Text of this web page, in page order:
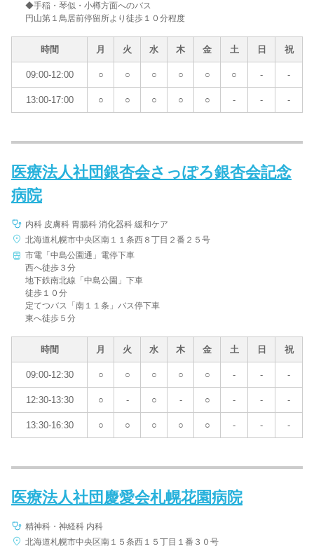
◆手稲・琴似・小樽方面へのバス
円山第１鳥居前停留所より徒歩１０分程度
時間 月 火 水 木 金 土 日 祝
09:00-12:00 ○ ○ ○ ○ ○ ○ - -
13:00-17:00 ○ ○ ○ ○ ○ - - -
医療法人社団銀杏会さっぽろ銀杏会記念
病院
内科 皮膚科 胃腸科 消化器科 緩和ケア
北海道札幌市中央区南１１条西８丁目２番２５号
市電「中島公園通」電停下車
西へ徒歩３分
地下鉄南北線「中島公園」下車
徒歩１０分
定てつバス「南１１条」バス停下車
東へ徒歩５分
時間 月 火 水 木 金 土 日 祝
09:00-12:30 ○ ○ ○ ○ ○ - - -
12:30-13:30 ○ - ○ - ○ - - -
13:30-16:30 ○ ○ ○ ○ ○ - - -
医療法人社団慶愛会札幌花園病院
精神科・神経科 内科
北海道札幌市中央区南１５条西１５丁目１番３０号